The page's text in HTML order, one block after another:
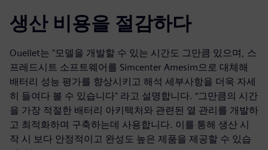
생산 비용을 절감하다
Ouellet는 "모델을 개발할 수 있는 시간도 그만큼 있으며, 스
프레드시트 소프트웨어를 Simcenter Amesim으로 대체해
배터리 성능 평가를 향상시키고 해석 세부사항을 더욱 자세
히 들여다 볼 수 있습니다" 라고 설명합니다. “그만큼의 시간
을 가장 적절한 배터리 아키텍처와 관련된 열 관리를 개발하
고 최적화하며 구축하는데 사용합니다. 이를 통해 생산 시
작 시 보다 안정적이고 완성도 높은 제품을 제공할 수 있습